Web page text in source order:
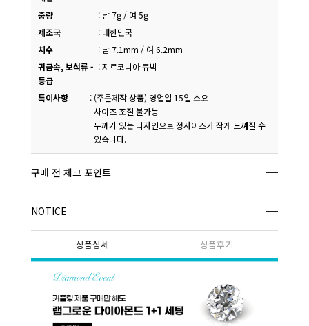
중량 : 남 7g / 여 5g
제조국
: 대한민국
치수
: 남 7.1mm / 여 6.2mm
귀금속, 보석류 -
등급
:지르코니아 큐빅
특이사항 : (주문제작 상품) 영업일 15일 소요
사이즈 조절 불가능
두께가 있는 디자인으로 정사이즈가 작게 느껴질 수
있습니다.
구매 전 체크 포인트
NOTICE
상품상세 상품후기